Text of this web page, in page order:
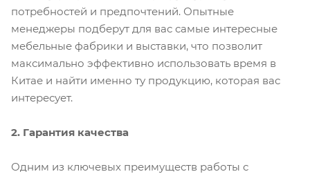
потребностей и предпочтений. Опытные
менеджеры подберут для вас самые интересные
мебельные фабрики и выставки, что позволит
максимально эффективно использовать время в
Китае и найти именно ту продукцию, которая вас
интересует.
2. Гарантия качества
Одним из ключевых преимуществ работы с